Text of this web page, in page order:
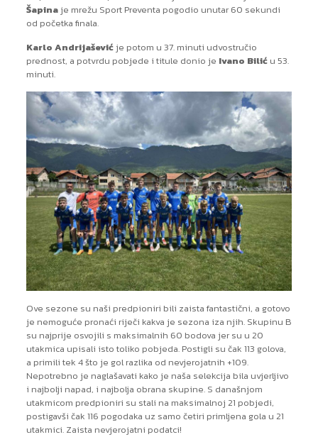
Šapinaje mrežu Sport Preventa pogodio unutar 60 sekundi
od početka finala.
Karlo Andrijaševićje potom u 37. minuti udvostručio
prednost, a potvrdu pobjede i titule donio je Ivano Biliću 53.
minuti.
Ove sezone su naši predpioniri bili zaista fantastični, a gotovo
je nemoguće pronaći riječi kakva je sezona iza njih. Skupinu B
su najprije osvojili s maksimalnih 60 bodova jer su u 20
utakmica upisali isto toliko pobjeda. Postigli su čak 113 golova,
a primili tek 4 što je gol razlika od nevjerojatnih +109.
Nepotrebno je naglašavati kako je naša selekcija bila uvjerljivo
i najbolji napad, i najbolja obrana skupine. S današnjom
utakmicom predpioniri su stali na maksimalnoj 21 pobjedi,
postigavši čak 116 pogodaka uz samo četiri primljena gola u 21
utakmici. Zaista nevjerojatni podatci!